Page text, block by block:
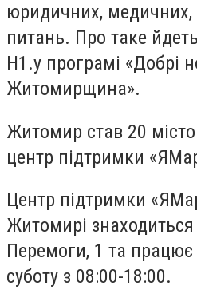
юридичних, медичних,
питань. Про таке
Н1.у програмі «Добрі
Житомирщина».
Житомир став 20
центр підтримки
Центр підтримки
Житомирі
Перемоги, 1 та працює
суботу з 08:00-18:00.